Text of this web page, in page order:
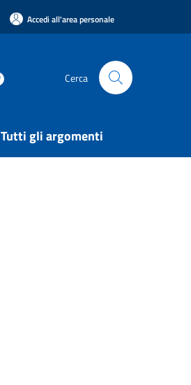
Accedi all'area personale
Cerca
Tutti gli argomenti